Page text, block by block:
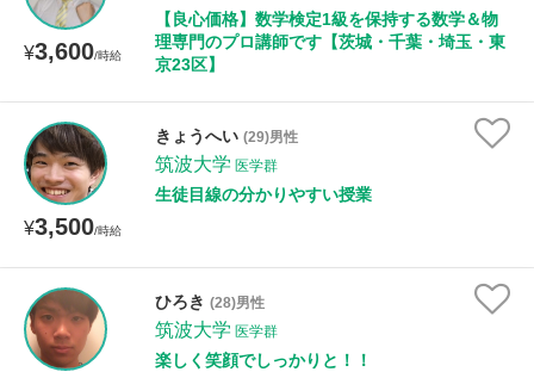
¥3,600/時給
【良心価格】数学検定1級を保持する数学＆物
理専門のプロ講師です【茨城・千葉・埼玉・東
京23区】
¥3,500/時給
きょうへい (29)男性
筑波大学 医学群
生徒目線の分かりやすい授業
ひろき (28)男性
筑波大学 医学群
楽しく笑顔でしっかりと！！